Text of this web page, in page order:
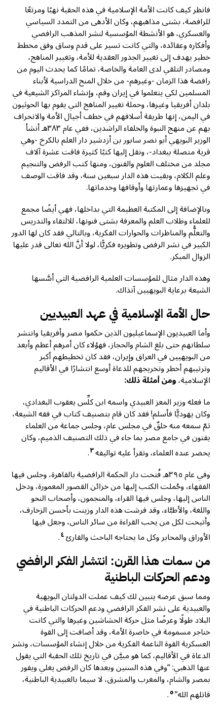
فانظر كيف كانت الأمة الإسلامية في هذه الحقبة نهبًا ومرتعًا
للرافضة، بشتى مذاهبهم، وكان الأدهى من التمدد السياسي
والعسكري، هو الأنشطة المؤسسية لنشر المذهب الرافضي
وأفكاره وعقائده، والتي كانت تسير على قدم وساق وفق مخطط
خطير يهدف إلى تغيير الجذور العقدية للأمة، وتغيير المناهج،
ومصادر التلقي لدى العامة والخاصة، تمامًا كما يحدث اليوم من
رافضة هذا الزمان -وغيرهم- من خلال المنح الدراسية لأبناء
المسلمين لكي يتعلموا في إيران وقم، وإنشاء المراكز الشيعية في
بلدان أفريقيا وغيرها، وحملة تغيير المناهج التي يقوم بها الحوثيون
في اليمن، إنها طريقة أسلافهم في خطف أجيال الأمة والانحراف
بهم عن منهج النبوة والخلفاء الراشدين، ففي عام ٣٨٣هـ أنشأ
الوزير البويهي أبو نصر سابور بن أزدشير دار العلم بالكرخ -وهي
قرية متصلة ببغداد-، ونقل إليها كتبًا كثيرة فاقت عشرة آلاف
مجلد من مختلف العلوم والفنون، ومنها كتب الرفض والتنجيم
وعلم الكلام، وبقيت هذه الدار سبعين سنة، وقد فاقت الوصف
في تجهيزها وعمارتها وأوقافها وخدماتها.
وبالإضافة إلى المكتبة العظيمة التي بداخلها، فهي أيضًا مجمع
للعلماء وطلاب العلم والمعرفة بشتى فنونها، للالتقاء والتدريس
والتعلُّم والمناظرات والحوارات الفكرية، وبالتالي فقد كان لها الدور
الكبير في نشر الرفض وتطويره فكريًّا، لولا أنَّ الله تعالى قدر عليها
الزوال المبكر.
وهذه الدار مثال للمؤسسات العلمية الرافضية التي أسَّسها
الشيعة برعاية البويهيين آنذاك.
حال الأمة الإسلامية في عهد العبيديين
وأما العبيديون الإسماعيليون الذين حكموا مصر وأفريقيا وانتشر
سلطانهم حتى بلغ الشام والحجاز، فهؤلاء كان أمرهم أعظم وأبعد
من البويهيين في العراق وإيران، فقد كان تخطيطهم أكبر
وترتيبهم أخطر وتخريجهم للدعاة أوسع انتشارًا في الأقاليم
الإسلامية،ومن أمثلة ذلك:
ما فعله وزير المعز العبيدي واسمه ابن كلِّس يعقوب البغدادي،
وكان يهوديًّا فأسلم! فقد كان قام بتصنيف كتاب في فقه الشيعة،
ثمّ سمعه منه خلقٌ في مجلس عام، وجلس جماعة من العلماء
يفتون في جامع مصر بما جاء في ذلك التصنيف الذميم، وكان
يحضر عنده العلماء، وتقرأ عليه تواليفه٣.
وفي عام ٣٩٥هـ فُتحت دار الحكمة الرافضية بالقاهرة، وجلس فيها
الفقهاء، وحُملت الكتب إليها من خزائن القصور المعمورة، ودخل
الناس إليها، وجلس فيها القراء، والمنجمون، وأصحاب النحو
واللغة، والأطبَّاء، وقد فرشت هذه الدار وزينت بأحسن الزخارف،
وأتيحت لكل من يحب القراءة من سائر الناس، وجعل فيها
الأوراق والمحابر وكل ما يحتاجه الباحث والقارئ٤.
من سمات هذا القرن: انتشار الفكر الرافضي
ودعم الحركات الباطنية
ومما سبق عرضه يتبين لك كيف عملت الدولتان البويهية
والعبيدية على نشر الفكر الرافضي ودعم الحركات الباطنية في
البلاد طولًا وعرضًا مثل حركة الحشاشين وغيرها والتي كانت
خناجر مسمومة في خاصرة الأمة، وقد أضافت إلى القوة
العسكرية القوة الناعمة الفكرية من خلال إنشاء المؤسسات، ونشر
الدعاة في الأقاليم، كما هو مبيَّن في تاريخ تلك الحقبة التي يقول
عنها الذهبي: “وفي هذه السنين وبعدها كان الرفض يغلي ويفور
بمصر والشام، والمغرب والمشرق، لا سيما بالعبيدية الباطنية،
قاتلهم الله”٥.